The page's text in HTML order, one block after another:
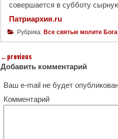
совершается в субботу
Патриархия.ru
Рубрика: Все святые молите
←previous
Добавить комментарий
Ваш e-mail не будет
Комментарий